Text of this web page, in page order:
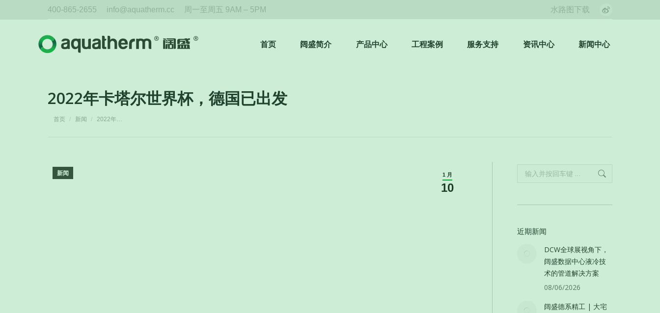
400-865-2655 info@aquatherm.cc 周一至周五 9AM – 5PM 水路图下载
Weibo
opens
首页 阔盛简介 产品中心 工程案例 服务支持 资讯中心 新闻中心
2022年卡塔尔世界杯，德国已出发
您在这里：
首页 新闻 2022年…
1 月
10
新闻 Search:
近期新闻
DCW全球展视角下，
阔盛数据中心液冷技
术的管道解决方案
08/06/2026
阔盛德系精工 | 大宅